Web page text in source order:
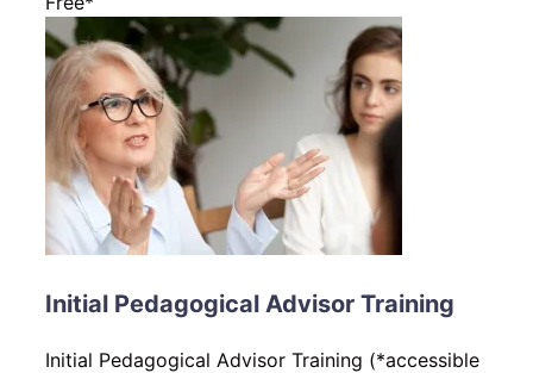
Initial Pedagogical Advisor Training
Initial Pedagogical Advisor Training (*accessible